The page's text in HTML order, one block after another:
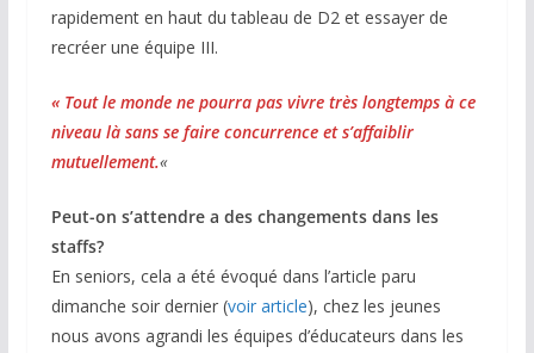
rapidement en haut du tableau de D2 et essayer de
recréer une équipe III.
« Tout le monde ne pourra pas vivre très longtemps à ce
niveau là sans se faire concurrence et s’affaiblir
mutuellement.«
Peut-on s’attendre a des changements dans les
staffs?
En seniors, cela a été évoqué dans l’article paru
dimanche soir dernier (voir article), chez les jeunes
nous avons agrandi les équipes d’éducateurs dans les